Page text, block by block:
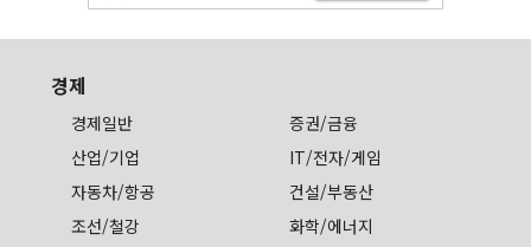
경제
경제일반
증권/금융
산업/기업
IT/전자/게임
자동차/항공
건설/부동산
조선/철강
화학/에너지